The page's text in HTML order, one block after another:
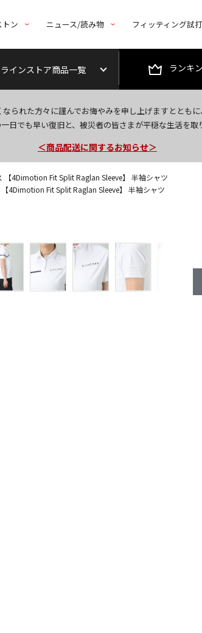
トン ニュース/読み物 フィッティング試
インストア商品一覧 ランキ
られた方々に謹んでお悔やみを申し上げますととも
日でも早い復旧と、被災者の皆さまが平穏な生活を取
今なら新規会員登録で1,000円OFFクーポ
＜商品配送に関するお知らせ＞
＜夏季休暇中のご注文・発送・お問い合わ
【4Dimotion Fit Split Raglan Sleeve】 半袖シャツ
4Dimotion Fit Split Raglan Sleeve】 半袖シャツ